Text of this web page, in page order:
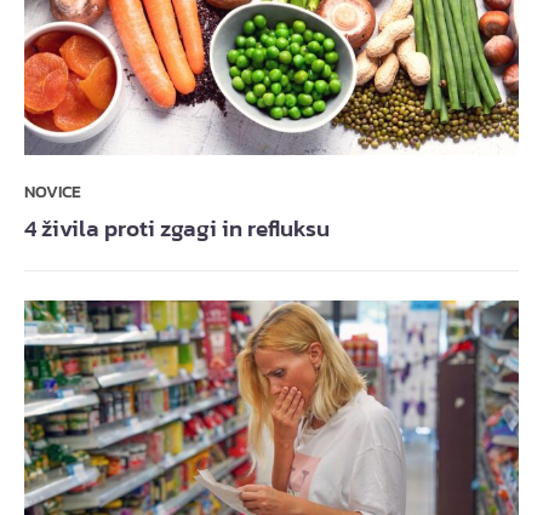
NOVICE
4 živila proti zgagi in refluksu